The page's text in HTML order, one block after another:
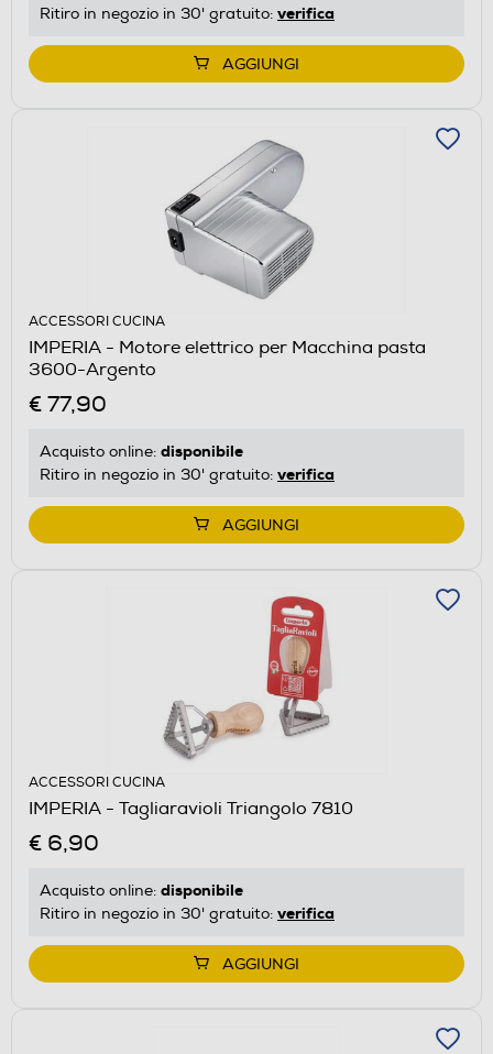
Ritiro in negozio in 30' gratuito: verifica
AGGIUNGI
ACCESSORI CUCINA
IMPERIA - Motore elettrico per Macchina pasta
3600-Argento
€ 77,90
Acquisto online: disponibile
Ritiro in negozio in 30' gratuito: verifica
AGGIUNGI
ACCESSORI CUCINA
IMPERIA - Tagliaravioli Triangolo 7810
€ 6,90
Acquisto online: disponibile
Ritiro in negozio in 30' gratuito: verifica
AGGIUNGI